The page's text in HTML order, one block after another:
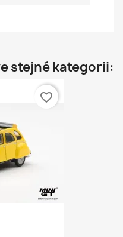
stejné kategorii:
favorite_border